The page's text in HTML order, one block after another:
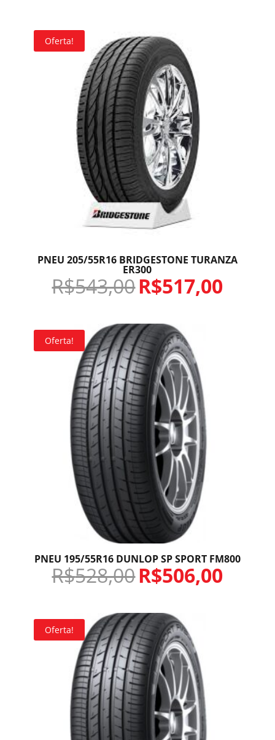
Oferta!
PNEU 205/55R16 BRIDGESTONE TURANZA
ER300
R$543,00R$517,00
Oferta!
PNEU 195/55R16 DUNLOP SP SPORT FM800
R$528,00R$506,00
Oferta!